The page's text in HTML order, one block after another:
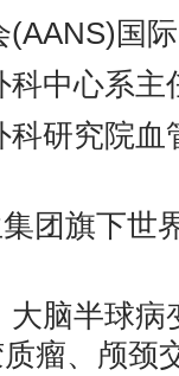
国
中心系主
研究院血
团旗下世
脑半球病
瘤、颅颈